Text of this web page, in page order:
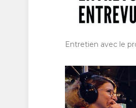
Entretien avec le